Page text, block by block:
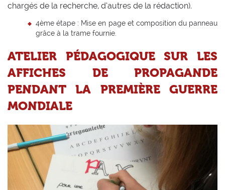
chargés de la recherche, d’autres de la rédaction).
4ème étape : Mise en page et composition du panneau
grâce à la trame fournie.
ATELIER PÉDAGOGIQUE SUR LES
AFFICHES DE PROPAGANDE
PENDANT LA PREMIÈRE GUERRE
MONDIALE